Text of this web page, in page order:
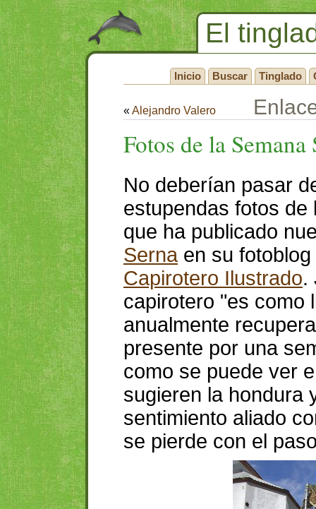
El
Inicio Buscar Tinglado
«Alejandro Valero
Fotos de la
No deberían pasar
estupendas fotos de
que ha publicado
Sernaen su
Capirotero Ilustrado.
capirotero "es como
anualmente
presente por una
como se puede ver
sugieren la hondura
sentimiento aliado
se pierde con el